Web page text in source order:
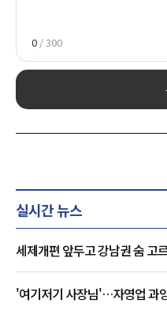
0 / 300
실시간 뉴스
세제개편 앞두고 강남권 숨 고
'여기저기 사장님'…자영업 과